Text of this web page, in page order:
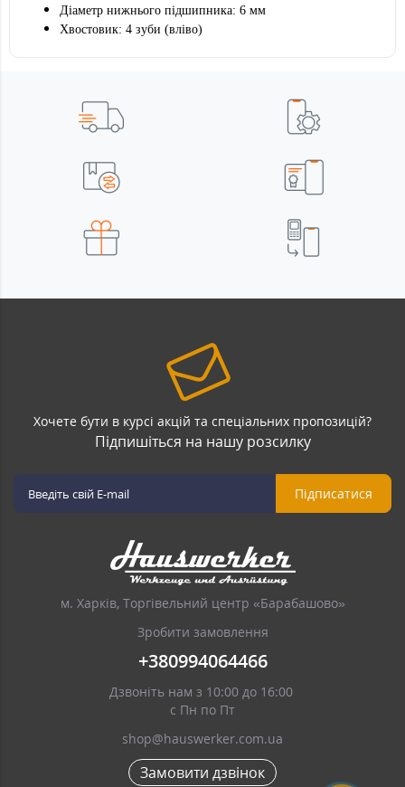
Діаметр нижнього підшипника: 6 мм
Хвостовик: 4 зуби (вліво)
Хочете бути в курсі акцій та спеціальних пропозицій?
Підпишіться на нашу розсилку
Підписатися
м. Харків, Торгівельний центр «Барабашово»
Зробити замовлення
+380994064466
Дзвоніть нам з 10:00 до 16:00
с Пн по Пт
shop@hauswerker.com.ua
Замовити дзвінок